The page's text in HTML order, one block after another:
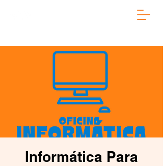
Informática Para